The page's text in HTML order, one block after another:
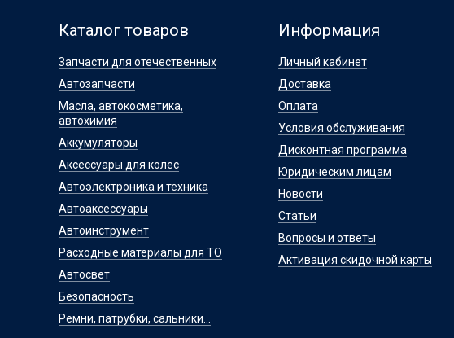
Каталог товаров
Запчасти для отечественных
Автозапчасти
Масла, автокосметика,
автохимия
Аккумуляторы
Аксессуары для колес
Автоэлектроника и техника
Автоаксессуары
Автоинструмент
Расходные материалы для ТО
Автосвет
Безопасность
Ремни, патрубки, сальники...
Информация
Личный кабинет
Доставка
Оплата
Условия обслуживания
Дисконтная программа
Юридическим лицам
Новости
Статьи
Вопросы и ответы
Активация скидочной карты